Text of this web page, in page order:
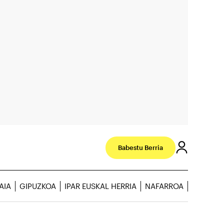
Babestu Berria
GIPUZKOA IPAR EUSKAL HERRIA NAFARROA